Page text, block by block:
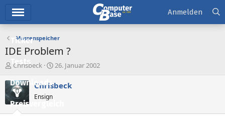
Ticker
Tests
Downloads
Preisvergleich
Anmelden
Massenspeicher
IDE Problem ?
E
s
t
e
Chrisbeck
E
s
26. Januar 2002
Chrisbeck
Ensign